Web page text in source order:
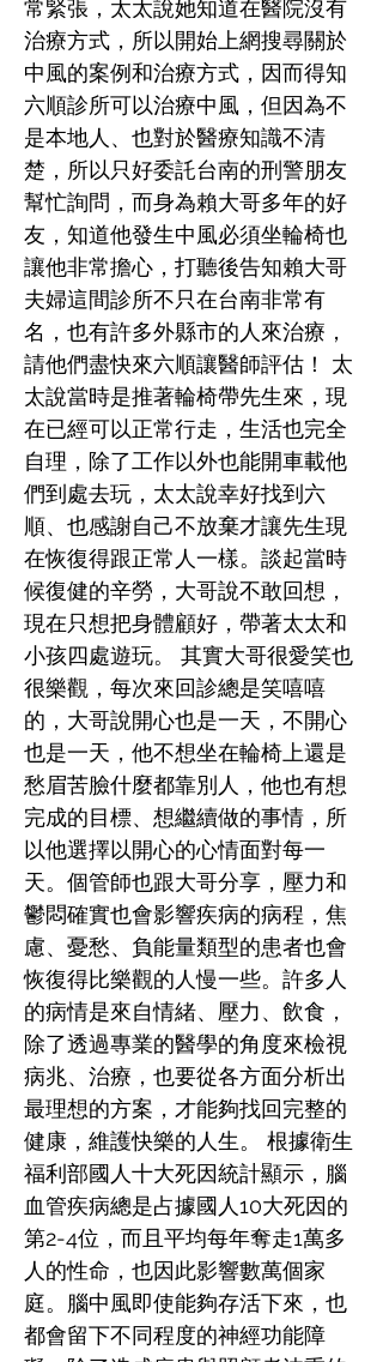
常緊張，太太說她知道在醫院沒有
治療方式，所以開始上網搜尋關於
中風的案例和治療方式，因而得知
六順診所可以治療中風，但因為不
是本地人、也對於醫療知識不清
楚，所以只好委託台南的刑警朋友
幫忙詢問，而身為賴大哥多年的好
友，知道他發生中風必須坐輪椅也
讓他非常擔心，打聽後告知賴大哥
夫婦這間診所不只在台南非常有
名，也有許多外縣市的人來治療，
請他們盡快來六順讓醫師評估！ 太
太說當時是推著輪椅帶先生來，現
在已經可以正常行走，生活也完全
自理，除了工作以外也能開車載他
們到處去玩，太太說幸好找到六
順、也感謝自己不放棄才讓先生現
在恢復得跟正常人一樣。談起當時
候復健的辛勞，大哥說不敢回想，
現在只想把身體顧好，帶著太太和
小孩四處遊玩。 其實大哥很愛笑也
很樂觀，每次來回診總是笑嘻嘻
的，大哥說開心也是一天，不開心
也是一天，他不想坐在輪椅上還是
愁眉苦臉什麼都靠別人，他也有想
完成的目標、想繼續做的事情，所
以他選擇以開心的心情面對每一
天。個管師也跟大哥分享，壓力和
鬱悶確實也會影響疾病的病程，焦
慮、憂愁、負能量類型的患者也會
恢復得比樂觀的人慢一些。許多人
的病情是來自情緒、壓力、飲食，
除了透過專業的醫學的角度來檢視
病兆、治療，也要從各方面分析出
最理想的方案，才能夠找回完整的
健康，維護快樂的人生。 根據衛生
福利部國人十大死因統計顯示，腦
血管疾病總是占據國人10大死因的
第2-4位，而且平均每年奪走1萬多
人的性命，也因此影響數萬個家
庭。腦中風即使能夠存活下來，也
都會留下不同程度的神經功能障